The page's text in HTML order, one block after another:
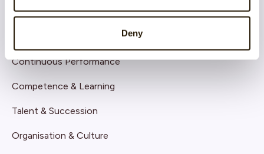
Deny
LÖSNINGAR
Continuous Performance
Competence & Learning
Talent & Succession
Organisation & Culture